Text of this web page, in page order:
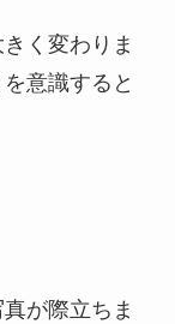
く変わりま
意識すると
が際立ちま